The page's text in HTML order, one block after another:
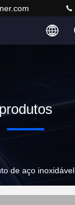
produtos
de aço inoxidável